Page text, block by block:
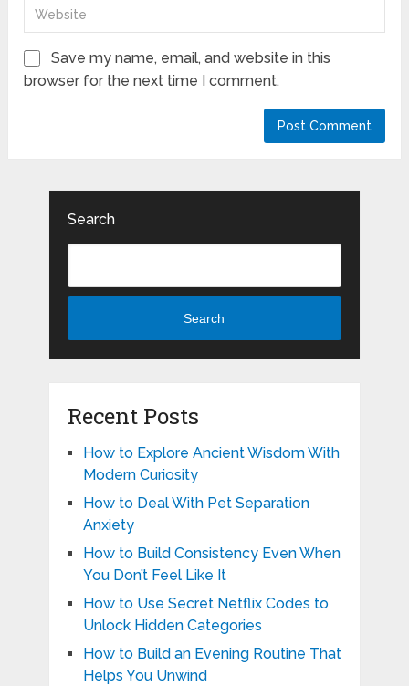
Save my name, email, and website in this
browser for the next time I comment.
Search
Search
Recent Posts
How to Explore Ancient Wisdom With
Modern Curiosity
How to Deal With Pet Separation
Anxiety
How to Build Consistency Even When
You Don’t Feel Like It
How to Use Secret Netflix Codes to
Unlock Hidden Categories
How to Build an Evening Routine That
Helps You Unwind